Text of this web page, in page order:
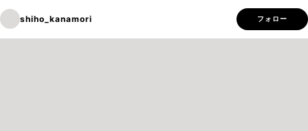
shiho_kanamori フォロー